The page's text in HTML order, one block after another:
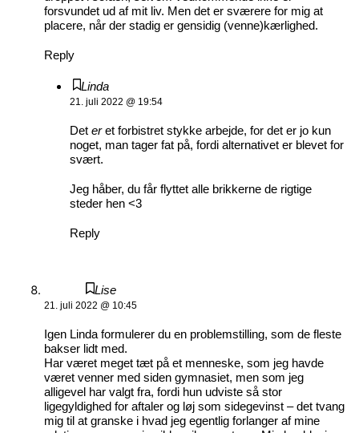
forsvundet ud af mit liv. Men det er sværere for mig at
placere, når der stadig er gensidig (venne)kærlighed.
Reply
Linda
21. juli 2022 @ 19:54
Det eret forbistret stykke arbejde, for det er jo kun
noget, man tager fat på, fordi alternativet er blevet for
svært.
Jeg håber, du får flyttet alle brikkerne de rigtige
steder hen <3
Reply
Lise
21. juli 2022 @ 10:45
Igen Linda formulerer du en problemstilling, som de fleste
bakser lidt med.
Har været meget tæt på et menneske, som jeg havde
været venner med siden gymnasiet, men som jeg
alligevel har valgt fra, fordi hun udviste så stor
ligegyldighed for aftaler og løj som sidegevinst – det tvang
mig til at granske i hvad jeg egentlig forlanger af mine